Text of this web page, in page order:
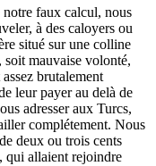
notre faux calcul, nous
à des caloyers ou
situé sur une colline
mauvaise volonté,
brutalement
leur payer au delà de
adresser aux Turcs,
complétement. Nous
deux ou trois cents
qui allaient rejoindre